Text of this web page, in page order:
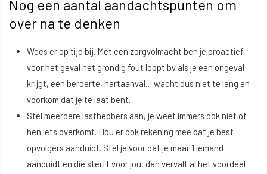
Nog een aantal aandachtspunten om
over na te denken
Wees er op tijd bij. Met een zorgvolmacht ben je proactief
voor het geval het grondig fout loopt bv als je een ongeval
krijgt, een beroerte, hartaanval… wacht dus niet te lang en
voorkom dat je te laat bent.
Stel meerdere lasthebbers aan, je weet immers ook niet of
hen iets overkomt. Hou er ook rekening mee dat je best
opvolgers aanduidt. Stel je voor dat je maar 1 iemand
aanduidt en die sterft voor jou, dan vervalt al het voordeel